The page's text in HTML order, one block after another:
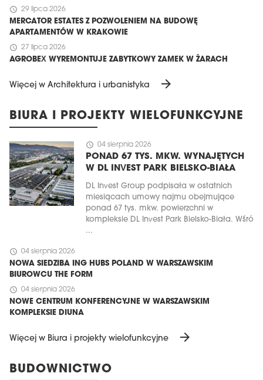
schedule 29 lipca 2026
MERCATOR ESTATES Z POZWOLENIEM NA BUDOWĘ
APARTAMENTÓW W KRAKOWIE
schedule 27 lipca 2026
AGROBEX WYREMONTUJE ZABYTKOWY ZAMEK W ŻARACH
Więcej w Architektura i urbanistyka arrow_forward
BIURA I PROJEKTY WIELOFUNKCYJNE
schedule 04 sierpnia 2026
PONAD 67 TYS. MKW. WYNAJĘTYCH
W DL INVEST PARK BIELSKO-BIAŁA
DL Invest Group podpisała w ostatnich
miesiącach umowy najmu obejmujące
ponad 67 tys. mkw. powierzchni w
kompleksie DL Invest Park Bielsko-Biała. Wśró
...
schedule 04 sierpnia 2026
NOWA SIEDZIBA ING HUBS POLAND W WARSZAWSKIM
BIUROWCU THE FORM
schedule 04 sierpnia 2026
NOWE CENTRUM KONFERENCYJNE W WARSZAWSKIM
KOMPLEKSIE DIUNA
Więcej w Biura i projekty wielofunkcyjne arrow_forward
BUDOWNICTWO